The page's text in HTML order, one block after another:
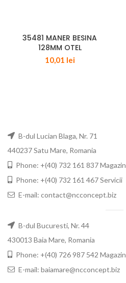
35481 MANER BESINA
128MM OTEL
10,01 lei
B-dul Lucian Blaga, Nr. 71
440237 Satu Mare, Romania
Phone: +(40) 732 161 837 Magazin
Phone: +(40) 732 161 467 Servicii
E-mail: contact@ncconcept.biz
B-dul Bucuresti, Nr. 44
430013 Baia Mare, Romania
Phone: +(40) 726 987 542 Magazin
E-mail: baiamare@ncconcept.biz